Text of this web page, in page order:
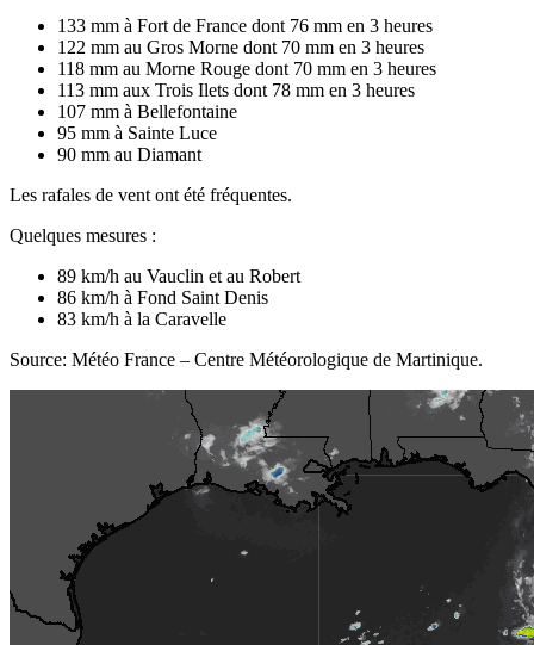
133 mm à Fort de France dont 76 mm en 3 heures
122 mm au Gros Morne dont 70 mm en 3 heures
118 mm au Morne Rouge dont 70 mm en 3 heures
113 mm aux Trois Ilets dont 78 mm en 3 heures
107 mm à Bellefontaine
95 mm à Sainte Luce
90 mm au Diamant
Les rafales de vent ont été fréquentes.
Quelques mesures :
89 km/h au Vauclin et au Robert
86 km/h à Fond Saint Denis
83 km/h à la Caravelle
Source: Météo France – Centre Météorologique de Martinique.